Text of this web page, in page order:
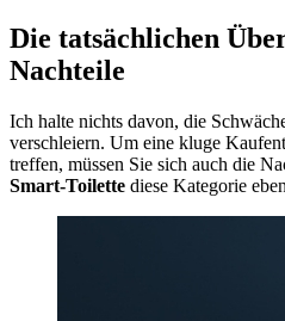
Die tatsächlichen
Nachteile
Ich halte nichts davon, die
verschleiern. Um eine kluge
treffen, müssen Sie sich auch die
Smart-Toilette diese Kategorie